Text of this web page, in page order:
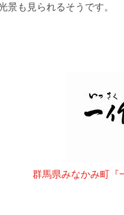
景も見られるそうです。
群馬県みなかみ町『